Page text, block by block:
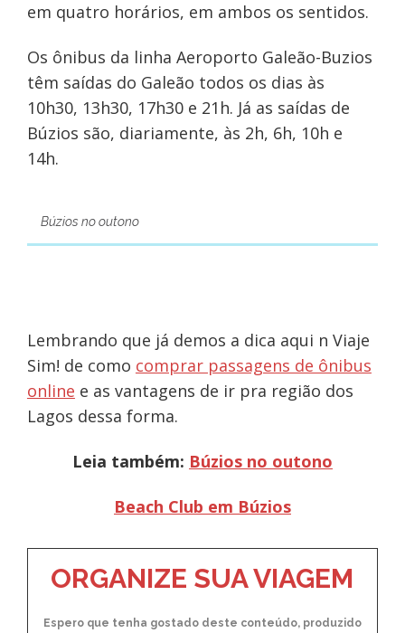
em quatro horários, em ambos os sentidos.
Os ônibus da linha Aeroporto Galeão-Buzios
têm saídas do Galeão todos os dias às
10h30, 13h30, 17h30 e 21h. Já as saídas de
Búzios são, diariamente, às 2h, 6h, 10h e
14h.
Búzios no outono
Lembrando que já demos a dica aqui n Viaje
Sim! de como comprar passagens de ônibus
online e as vantagens de ir pra região dos
Lagos dessa forma.
Leia também: Búzios no outono
Beach Club em Búzios
ORGANIZE SUA VIAGEM
Espero que tenha gostado deste conteúdo, produzido